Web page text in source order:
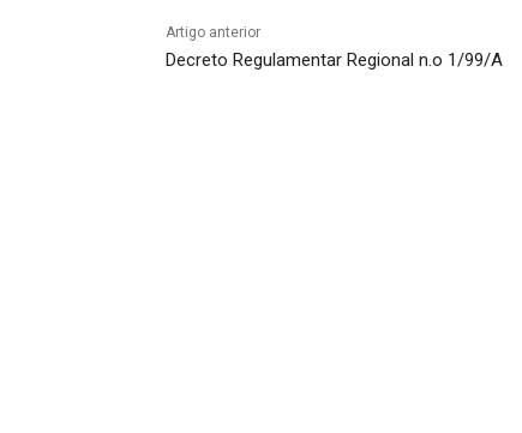
Artigo anterior
Decreto Regulamentar Regional n.o 1/99/A